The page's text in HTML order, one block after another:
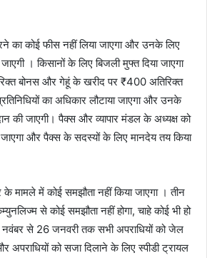
भरने का कोई फीस नहीं लिया जाएगा और उनके लिए
। किसानों के लिए बिजली मुफ्त दिया जाएगा
बोनस और गेहूं के खरीद पर ₹400 अतिरिक्त
का अधिकार लौटाया जाएगा और उनके
की जाएगी। पैक्स और व्यापार मंडल के अध्यक्ष को
जाएगा और पैक्स के सदस्यों के लिए मानदेय तय किया
के मामले में कोई समझौता नहीं किया जाएगा । तीन
से कोई समझौता नहीं होगा, चाहे कोई भी हो
से 26 जनवरी तक सभी अपराधियों को जेल
अपराधियों को सजा दिलाने के लिए स्पीडी ट्रायल